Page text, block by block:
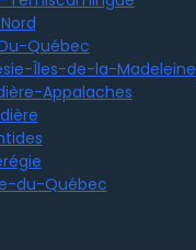
Québec
Îles-de-la-Madeleine
Appalaches
du-Québec